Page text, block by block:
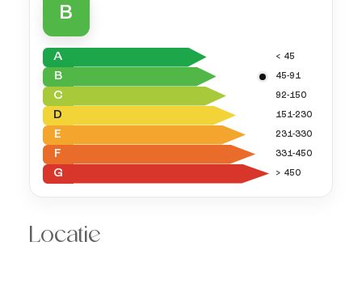
B
A < 45
B 45-91
C 92-150
D 151-230
E 231-330
F 331-450
G > 450
Locatie